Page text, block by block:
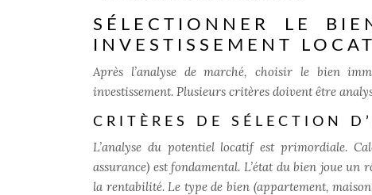
SÉLECTIONNER LE
INVESTISSEMENT
Après l’analyse de marché, choisir le bien
investissement. Plusieurs critères doivent être
CRITÈRES DE SÉLECTION
L’analyse du potentiel locatif est primordiale.
assurance) est fondamental. L’état du bien joue
la rentabilité. Le type de bien (appartement,